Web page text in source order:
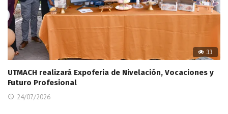
33
UTMACH realizará Expoferia de Nivelación, Vocaciones y
Futuro Profesional
24/07/2026